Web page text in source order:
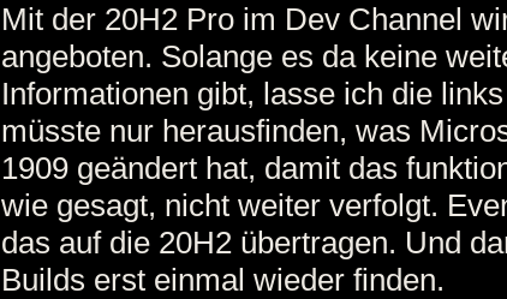
Mit der 20H2 Pro im Dev Channel
angeboten. Solange es da keine
Informationen gibt, lasse ich die
müsste nur herausfinden, was
1909 geändert hat, damit das
wie gesagt, nicht weiter verfolgt.
das auf die 20H2 übertragen. Und
Builds erst einmal wieder finden.